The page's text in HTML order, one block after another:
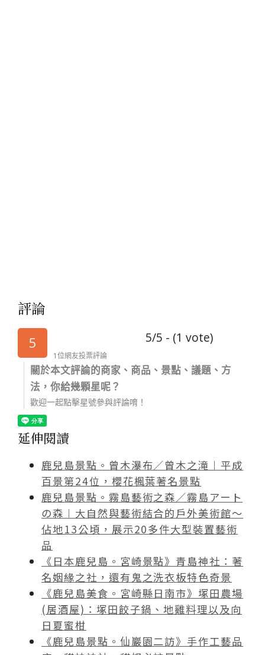
評論
5 5/5 - (1 vote)
1位網友投票評論
關於本文評論的商家、商品、景點、議題、方
法，你給幾顆星呢？
歡迎一起點擊星號參與評論唷！
延伸閱讀
鹿兒島景點。曾木瀑布／曾木之滝︱平成
百景第24位，櫻花楓葉著名景點
鹿兒島景點。霧島藝術之森／霧島アート
の森︱大自然與藝術結合的戶外美術館～
佔地13公頃，展示20多件大型裝置藝術
品
《日本鹿兒島。宮崎景點》青島神社：著
名姻緣之社，還有鬼之洗衣板特色奇景
《鹿兒島美食。宮崎縣日南市》塚田農場
(居酒屋)：塚田餃子鍋、地雞料理以及向
日夏蜜柑
《鹿兒島景點。仙巖園二訪》手作工藝品